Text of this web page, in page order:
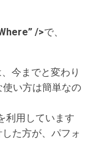
/>で、
今までと変わり
い方は簡単なの
利用しています
た方が、パフォ